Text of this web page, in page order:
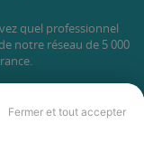
Fermer et tout accepter
quel professionnel
notre réseau de 5 000